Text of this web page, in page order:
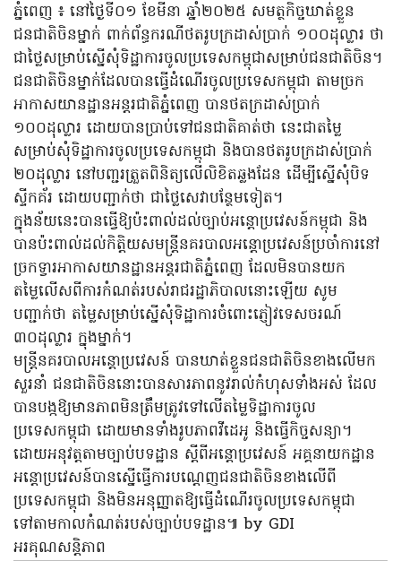
ភ្នំពេញ ៖ នៅថ្ងៃទី០១ ខែមីនា ឆ្នាំ២០២៥ សមត្ថកិច្ចឃាត់ខ្លួន
ជនជាតិចិនម្នាក់ ពាក់ព័ន្ធករណីថតរូបក្រដាស់ប្រាក់ ១០០ដុល្លារ ថា
ជាថ្លៃសម្រាប់ស្នើសុំទិដ្ឋាការចូលប្រទេសកម្ពុជាសម្រាប់ជនជាតិចិន។
ជនជាតិចិនម្នាក់ដែលបានធ្វើដំណើរចូលប្រទេសកម្ពុជា តាមច្រក
អាកាសយានដ្ឋានអន្តរជាតិភ្នំពេញ បានថតក្រដាស់ប្រាក់
១០០ដុល្លារ ដោយបានប្រាប់ទៅជនជាតិគាត់ថា នេះជាតម្លៃ
សម្រាប់សុំទិដ្ឋាការចូលប្រទេសកម្ពុជា និងបានថតរូបក្រដាស់ប្រាក់
២០ដុល្លារ នៅបញ្ជរត្រួតពិនិត្យលើលិខិតឆ្លងដែន ដើម្បីស្នើសុំបិទ
ស្ទីកគ័រ ដោយបញ្ជាក់ថា ជាថ្លៃសេវាបន្ថែមទៀត។
ក្នុងន័យនេះបានធ្វើឱ្យប៉ះពាល់ដល់ច្បាប់អន្តោប្រវេសន៍កម្ពុជា និង
បានប៉ះពាល់ដល់កិត្តិយសមន្ត្រីនគរបាលអន្តោប្រវេសន៍ប្រចាំការនៅ
ច្រកទ្វារអាកាសយានដ្ឋានអន្តរជាតិភ្នំពេញ ដែលមិនបានយក
តម្លៃលើសពីការកំណត់របស់រាជរដ្ឋាភិបាលនោះឡើយ សូម
បញ្ជាក់ថា តម្លៃសម្រាប់ស្នើសុំទិដ្ឋាការចំពោះភ្ញៀវទេសចរណ៍
៣០ដុល្លារ ក្នុងម្នាក់។
មន្ត្រីនគរបាលអន្តោប្រវេសន៍ បានឃាត់ខ្លួនជនជាតិចិនខាងលើមក
សួរនាំ ជនជាតិចិននោះបានសារភាពនូវរាល់កំហុសទាំងអស់ ដែល
បានបង្កឱ្យមានភាពមិនត្រឹមត្រូវទៅលើតម្លៃទិដ្ឋាការចូល
ប្រទេសកម្ពុជា ដោយមានទាំងរូបភាពវីដេអូ និងធ្វើកិច្ចសន្យា។
ដោយអនុវត្តតាមច្បាប់បទដ្ឋាន ស្ដីពីអន្តោប្រវេសន៍ អគ្គនាយកដ្ឋាន
អន្តោប្រវេសន៍បានស្នើធ្វើការបណ្ដេញជនជាតិចិនខាងលើពី
ប្រទេសកម្ពុជា និងមិនអនុញ្ញាតឱ្យធ្វើដំណើរចូលប្រទេសកម្ពុជា
ទៅតាមកាលកំណត់របស់ច្បាប់បទដ្ឋាន៕ by GDI
អរគុណសន្តិភាព